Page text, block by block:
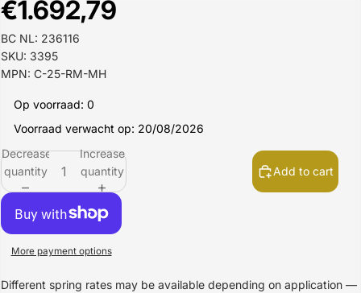
€1.692,79
BC NL: 236116
SKU: 3395
MPN: C-25-RM-MH
Op voorraad: 0
Voorraad verwacht op: 20/08/2026
Decrease
quantity
Increase
quantity
Add to cart
More payment options
Different spring rates may be available depending on application —